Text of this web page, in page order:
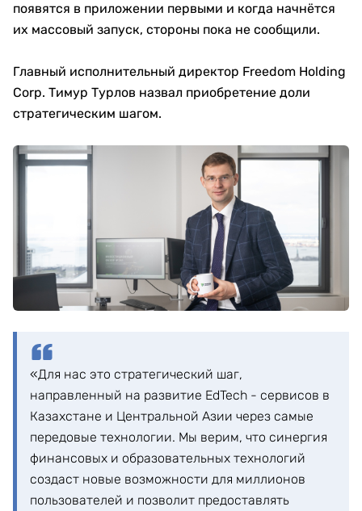
появятся в приложении первыми и когда начнётся
их массовый запуск, стороны пока не сообщили.
Главный исполнительный директор Freedom Holding
Corp. Тимур Турлов назвал приобретение доли
стратегическим шагом.
«Для нас это стратегический шаг,
направленный на развитие EdTech - сервисов в
Казахстане и Центральной Азии через самые
передовые технологии. Мы верим, что синергия
финансовых и образовательных технологий
создаст новые возможности для миллионов
пользователей и позволит предоставлять